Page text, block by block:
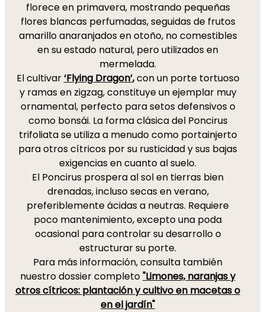
florece en primavera, mostrando pequeñas
flores blancas perfumadas, seguidas de frutos
amarillo anaranjados en otoño, no comestibles
en su estado natural, pero utilizados en
mermelada.
El cultivar‘Flying Dragon’,con un porte tortuoso
y ramas en zigzag, constituye un ejemplar muy
ornamental, perfecto para setos defensivos o
como bonsái. La forma clásica del Poncirus
trifoliata se utiliza a menudo como portainjerto
para otros cítricos por su rusticidad y sus bajas
exigencias en cuanto al suelo.
El Poncirus prospera al sol en tierras bien
drenadas, incluso secas en verano,
preferiblemente ácidas a neutras. Requiere
poco mantenimiento, excepto una poda
ocasional para controlar su desarrollo o
estructurar su porte.
Para más información, consulta también
nuestro dossier completo"Limones, naranjas y
otros cítricos: plantación y cultivo en macetas o
en el jardín"